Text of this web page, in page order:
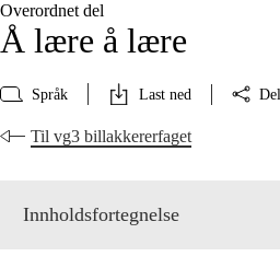
Overordnet del
Å lære å lære
Språk Last ned Del
Til vg3 billakkererfaget
Innholdsfortegnelse